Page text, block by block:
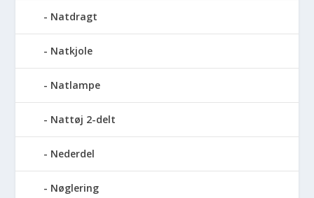
Natdragt
Natkjole
Natlampe
Nattøj 2-delt
Nederdel
Nøglering